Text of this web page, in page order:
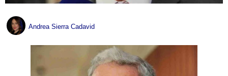
Andrea Sierra Cadavid